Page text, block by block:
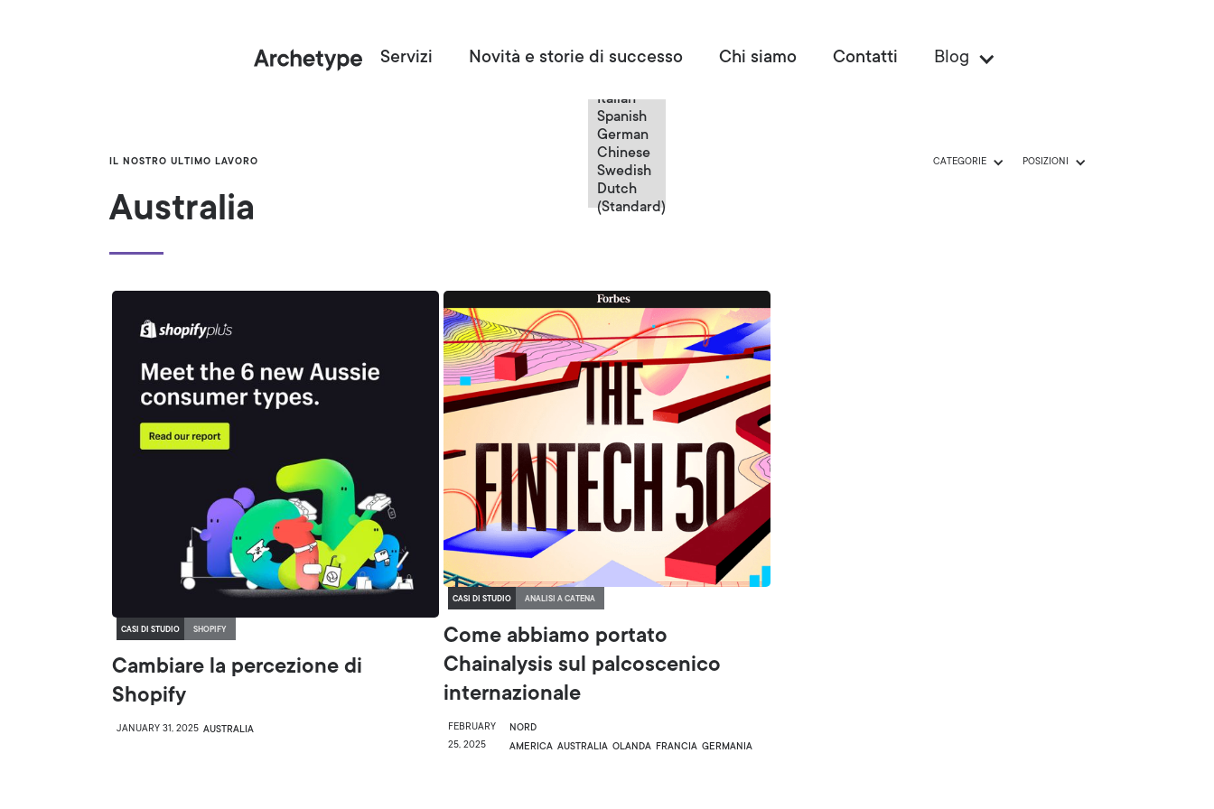
English
Italian
Spanish
German
Chinese
Swedish
Dutch
(Standard)
Servizi Novità e storie di successo Chi siamo Contatti Blog
IL NOSTRO ULTIMO LAVORO CATEGORIE POSIZIONI
Australia
CASI DI STUDIO SHOPIFY
Cambiare la percezione di
Shopify
JANUARY 31, 2025 AUSTRALIA
CASI DI STUDIO ANALISI A CATENA
Come abbiamo portato
Chainalysis sul palcoscenico
internazionale
FEBRUARY
25, 2025
NORD
AMERICA AUSTRALIA OLANDA FRANCIA GERMANIA